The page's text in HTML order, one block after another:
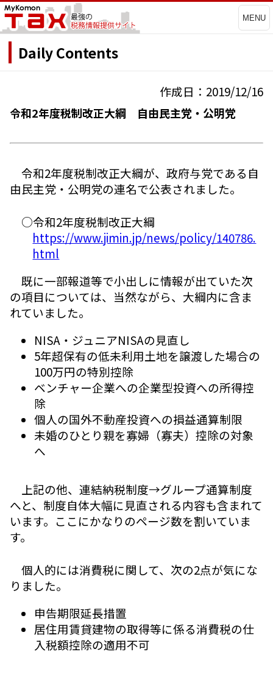
MENU
Daily Contents
作成日：2019/12/16
令和2年度税制改正大綱 自由民主党・公明党
令和2年度税制改正大綱が、政府与党である自
由民主党・公明党の連名で公表されました。
○令和2年度税制改正大綱
https://www.jimin.jp/news/policy/140786.
html
既に一部報道等で小出しに情報が出ていた次
の項目については、当然ながら、大綱内に含ま
れていました。
NISA・ジュニアNISAの見直し
5年超保有の低未利用土地を譲渡した場合の
100万円の特別控除
ベンチャー企業への企業型投資への所得控
除
個人の国外不動産投資への損益通算制限
未婚のひとり親を寡婦（寡夫）控除の対象
へ
上記の他、連結納税制度→グループ通算制度
へと、制度自体大幅に見直される内容も含まれて
います。ここにかなりのページ数を割いていま
す。
個人的には消費税に関して、次の2点が気にな
りました。
申告期限延長措置
居住用賃貸建物の取得等に係る消費税の仕
入税額控除の適用不可